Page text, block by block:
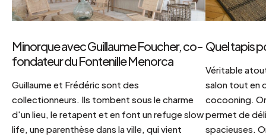
Minorque avec Guillaume Foucher, co-
fondateur du Fontenille Menorca
Guillaume et Frédéric sont des
collectionneurs. Ils tombent sous le charme
d'un lieu, le retapent et en font un refuge slow
life, une parenthèse dans la ville, qui vient
Quel tapis
Véritable
salon tout en
cocooning.
permet de
spacieuses.